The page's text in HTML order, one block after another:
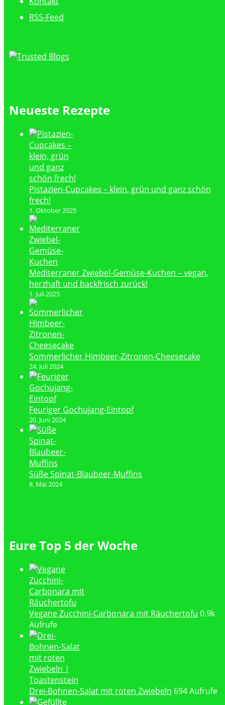
RSS-Feed
Neueste Rezepte
Pistazien-Cupcakes – klein, grün und ganz schön
frech!
1. Oktober 2025
Mediterraner Zwiebel-Gemüse-Kuchen – vegan,
herzhaft und backfrisch zurück!
1. Juli 2025
Sommerlicher Himbeer-Zitronen-Cheesecake
24. Juli 2024
Feuriger Gochujang-Eintopf
20. Juni 2024
Süße Spinat-Blaubeer-Muffins
8. Mai 2024
Eure Top 5 der Woche
Vegane Zucchini-Carbonara mit Räuchertofu 0.9k
Aufrufe
Drei-Bohnen-Salat mit roten Zwiebeln 694 Aufrufe